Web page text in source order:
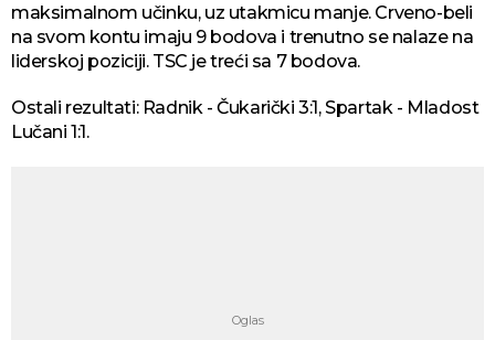
maksimalnom učinku, uz utakmicu manje. Crveno-beli
na svom kontu imaju 9 bodova i trenutno se nalaze na
liderskoj poziciji. TSC je treći sa 7 bodova.
Ostali rezultati: Radnik - Čukarički 3:1, Spartak - Mladost
Lučani 1:1.